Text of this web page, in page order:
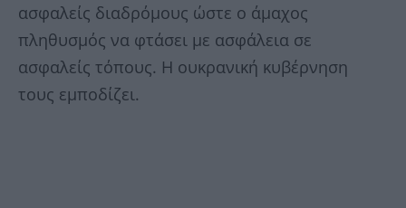
ασφαλείς διαδρόμους ώστε ο άμαχος
πληθυσμός να φτάσει με ασφάλεια σε
ασφαλείς τόπους. Η ουκρανική κυβέρνηση
τους εμποδίζει.